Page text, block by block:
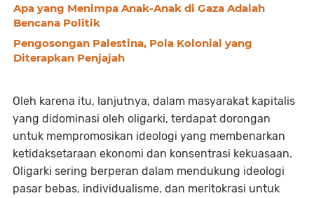
Apa yang Menimpa Anak-Anak di Gaza Adalah
Bencana Politik
Pengosongan Palestina, Pola Kolonial yang
Diterapkan Penjajah
Oleh karena itu, lanjutnya, dalam masyarakat kapitalis
yang didominasi oleh oligarki, terdapat dorongan
untuk mempromosikan ideologi yang membenarkan
ketidaksetaraan ekonomi dan konsentrasi kekuasaan.
Oligarki sering berperan dalam mendukung ideologi
pasar bebas, individualisme, dan meritokrasi untuk